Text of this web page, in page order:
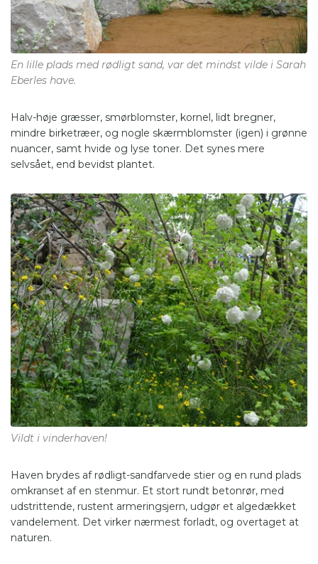
En lille plads med rødligt sand, var det mindst vilde i Sarah
Eberles have.
Halv-høje græsser, smørblomster, kornel, lidt bregner,
mindre birketræer, og nogle skærmblomster (igen) i grønne
nuancer, samt hvide og lyse toner. Det synes mere
selvsået, end bevidst plantet.
Vildt i vinderhaven!
Haven brydes af rødligt-sandfarvede stier og en rund plads
omkranset af en stenmur. Et stort rundt betonrør, med
udstrittende, rustent armeringsjern, udgør et algedækket
vandelement. Det virker nærmest forladt, og overtaget at
naturen.